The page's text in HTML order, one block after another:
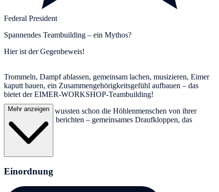
Federal President
Spannendes Teambuilding – ein Mythos?
Hier ist der Gegenbeweis!
Trommeln, Dampf ablassen, gemeinsam lachen, musizieren, Eimer
kaputt hauen, ein Zusammengehörigkeitsgefühl aufbauen – das
bietet der EIMER-WORKSHOP-Teambuilding!
Denn – und das wussten schon die Höhlenmenschen von ihrer
Teambildung zu berichten – gemeinsames Draufkloppen, das
verbindet!
Mehr anzeigen
Einordnung